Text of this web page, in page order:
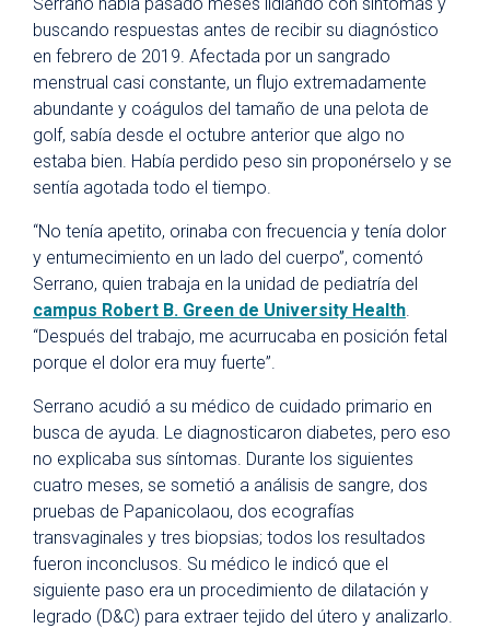
buscando respuestas antes de recibir su diagnóstico
en febrero de 2019. Afectada por un sangrado
menstrual casi constante, un flujo extremadamente
abundante y coágulos del tamaño de una pelota de
golf, sabía desde el octubre anterior que algo no
estaba bien. Había perdido peso sin proponérselo y se
sentía agotada todo el tiempo.
“No tenía apetito, orinaba con frecuencia y tenía dolor
y entumecimiento en un lado del cuerpo”, comentó
Serrano, quien trabaja en la unidad de pediatría del
campus Robert B. Green de University Health.
“Después del trabajo, me acurrucaba en posición fetal
porque el dolor era muy fuerte”.
Serrano acudió a su médico de cuidado primario en
busca de ayuda. Le diagnosticaron diabetes, pero eso
no explicaba sus síntomas. Durante los siguientes
cuatro meses, se sometió a análisis de sangre, dos
pruebas de Papanicolaou, dos ecografías
transvaginales y tres biopsias; todos los resultados
fueron inconclusos. Su médico le indicó que el
siguiente paso era un procedimiento de dilatación y
legrado (D&C) para extraer tejido del útero y analizarlo.